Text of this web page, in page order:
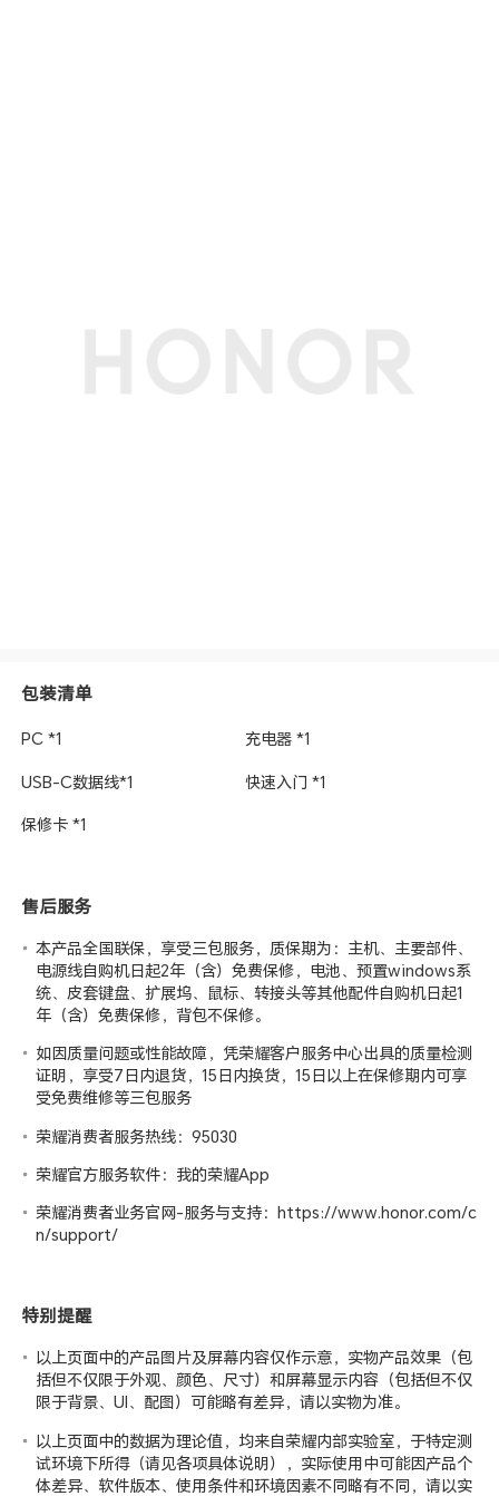
包装清单
PC *1 充电器 *1
USB-C数据线*1 快速入门 *1
保修卡 *1
售后服务
本产品全国联保，享受三包服务，质保期为：主机、主要部件、
电源线自购机日起2年（含）免费保修，电池、预置windows系
统、皮套键盘、扩展坞、鼠标、转接头等其他配件自购机日起1
年（含）免费保修，背包不保修。
如因质量问题或性能故障，凭荣耀客户服务中心出具的质量检测
证明，享受7日内退货，15日内换货，15日以上在保修期内可享
受免费维修等三包服务
荣耀消费者服务热线：95030
荣耀官方服务软件：我的荣耀App
荣耀消费者业务官网-服务与支持： https://www.honor.com/c
n/support/
特别提醒
以上页面中的产品图片及屏幕内容仅作示意，实物产品效果（包
括但不仅限于外观、颜色、尺寸）和屏幕显示内容（包括但不仅
限于背景、UI、配图）可能略有差异，请以实物为准。
以上页面中的数据为理论值，均来自荣耀内部实验室，于特定测
试环境下所得（请见各项具体说明），实际使用中可能因产品个
体差异、软件版本、使用条件和环境因素不同略有不同，请以实